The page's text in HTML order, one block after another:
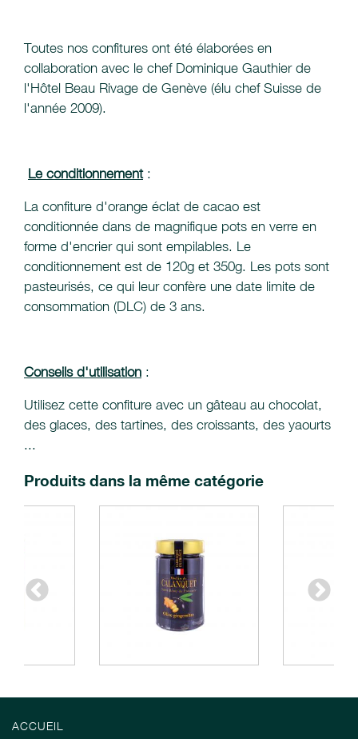
Toutes nos confitures ont été élaborées en
collaboration avec le chef Dominique Gauthier de
l'Hôtel Beau Rivage de Genève (élu chef Suisse de
l'année 2009).
Le conditionnement:
La confiture d'orange éclat de cacao est
conditionnée dans de magnifique pots en verre en
forme d'encrier qui sont empilables. Le
conditionnement est de 120g et 350g. Les pots sont
pasteurisés, ce qui leur confère une date limite de
consommation (DLC) de 3 ans.
Conseils d'utilisation :
Utilisez cette confiture avec un gâteau au chocolat,
des glaces, des tartines, des croissants, des yaourts
...
Produits dans la même catégorie
ACCUEIL